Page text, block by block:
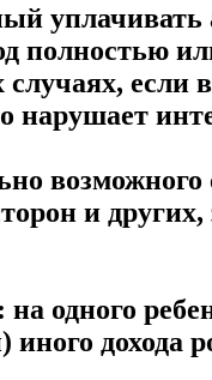
полностью
случаях,
нарушает
и
одного
дохода